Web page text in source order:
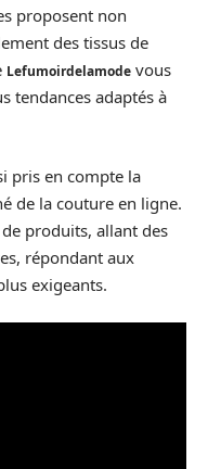
proposent non
des tissus de
Lefumoirdelamode vous
tendances adaptés à
pris en compte la
de la couture en ligne.
produits, allant des
répondant aux
exigeants.